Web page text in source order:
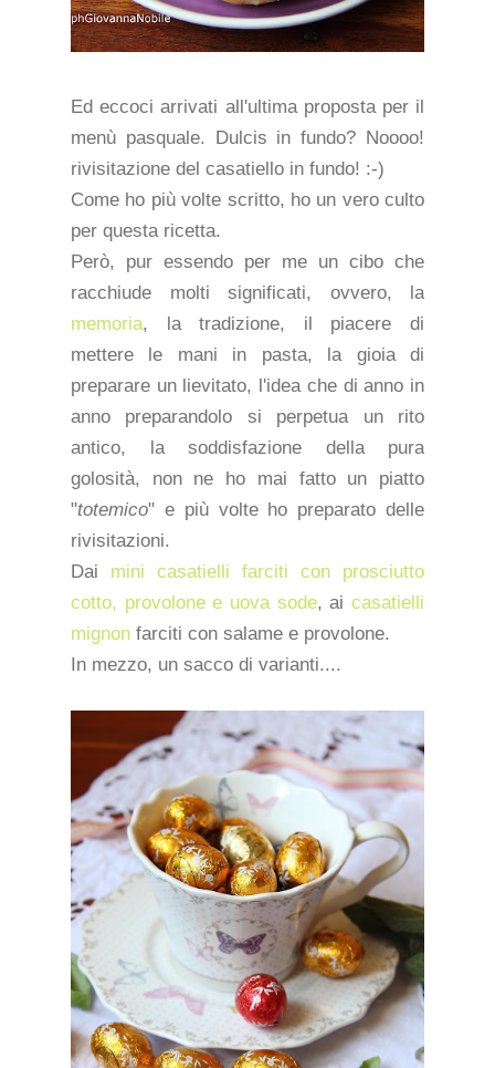
Ed eccoci arrivati all'ultima proposta per il
menù pasquale. Dulcis in fundo? Noooo!
rivisitazione del casatiello in fundo! :-)
Come ho più volte scritto, ho un vero culto
per questa ricetta.
Però, pur essendo per me un cibo che
racchiude molti significati, ovvero, la
memoria, la tradizione, il piacere di
mettere le mani in pasta, la gioia di
preparare un lievitato, l'idea che di anno in
anno preparandolo si perpetua un rito
antico, la soddisfazione della pura
golosità, non ne ho mai fatto un piatto
"totemico" e più volte ho preparato delle
rivisitazioni.
Dai mini casatielli farciti con prosciutto
cotto, provolone e uova sode, aicasatielli
mignon farciti con salame e provolone.
In mezzo, un sacco di varianti....